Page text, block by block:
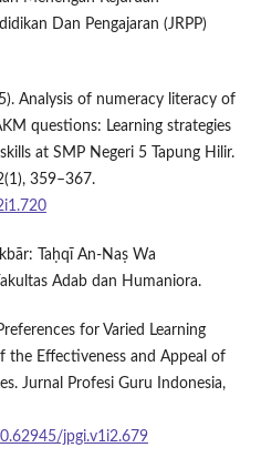
Dan Pengajaran (JRPP)
Analysis of numeracy literacy of
questions: Learning strategies
at SMP Negeri 5 Tapung Hilir.
359–367.
Taḥqī An-Naṣ Wa
Adab dan Humaniora.
for Varied Learning
the Effectiveness and Appeal of
Jurnal Profesi Guru Indonesia,
jpgi.v1i2.679